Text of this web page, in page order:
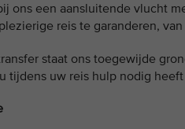
ons een aansluitende vlucht
reis te garanderen,
staat ons toegewijde
tijdens uw reis hulp nodig